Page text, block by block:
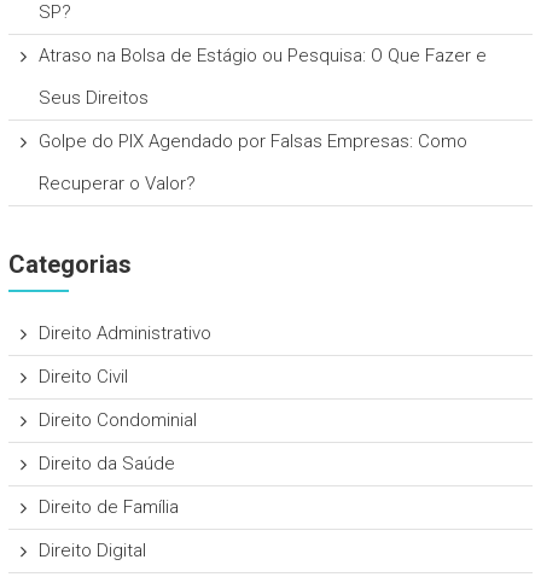
SP?
Atraso na Bolsa de Estágio ou Pesquisa: O Que Fazer e
Seus Direitos
Golpe do PIX Agendado por Falsas Empresas: Como
Recuperar o Valor?
Categorias
Direito Administrativo
Direito Civil
Direito Condominial
Direito da Saúde
Direito de Família
Direito Digital